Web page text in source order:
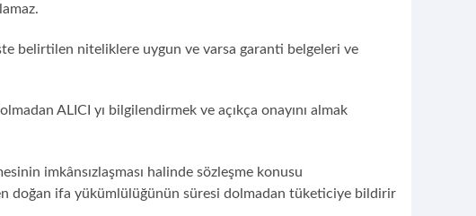
belirtilen niteliklere uygun ve varsa garanti belgeleri ve
ALICI yı bilgilendirmek ve açıkça onayını almak
imkânsızlaşması halinde sözleşme konusu
doğan ifa yükümlülüğünün süresi dolmadan tüketiciye bildirir